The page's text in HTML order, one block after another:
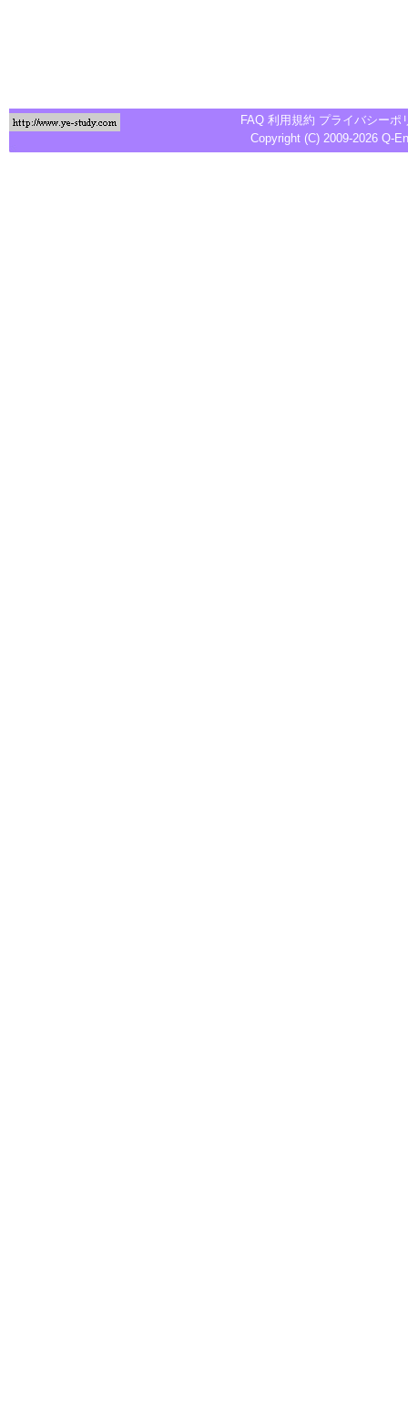
FAQ 利用規約 プライバシーポ
Copyright (C) 2009-2026 Q-